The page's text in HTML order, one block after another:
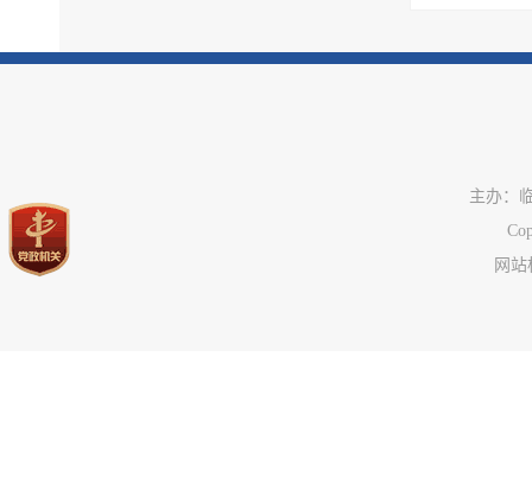
主办：
网站